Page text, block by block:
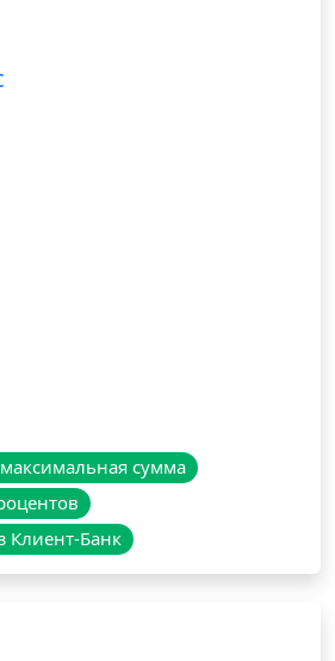
сумма
Клиент-Банк